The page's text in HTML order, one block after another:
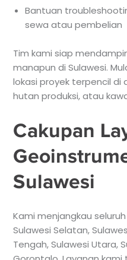
Bantuan
sewa atau pembelian
Tim kami siap
manapun di Sulawesi.
lokasi proyek terpencil di
hutan produksi, atau
Cakupan
Sulawesi
Kami menjangkau
Sulawesi Selatan,
Tengah, Sulawesi Utara,